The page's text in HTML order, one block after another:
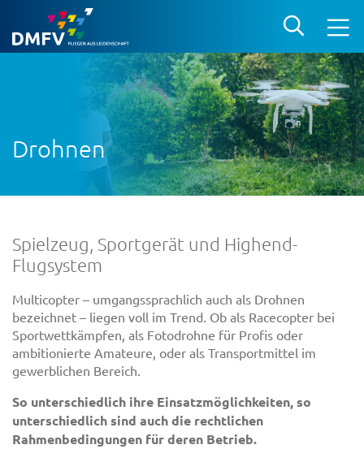
Drohnen
Spielzeug, Sportgerät und Highend-
Flugsystem
Multicopter – umgangssprachlich auch als Drohnen
bezeichnet – liegen voll im Trend. Ob als Racecopter bei
Sportwettkämpfen, als Fotodrohne für Profis oder
ambitionierte Amateure, oder als Transportmittel im
gewerblichen Bereich.
So unterschiedlich ihre Einsatzmöglichkeiten, so
unterschiedlich sind auch die rechtlichen
Rahmenbedingungen für deren Betrieb.